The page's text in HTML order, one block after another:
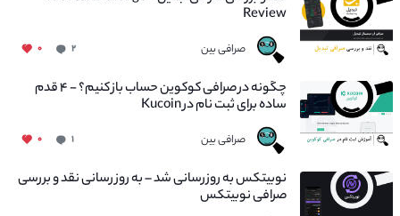
Review
صرافی بین ۲ ۰
چگونه در صرافی کوکوین حساب باز کنیم؟ - ۴ قدم
ساده برای ثبت نام در Kucoin
صرافی بین ۱ ۰
نوبیتکس به روزرسانی شد – به روز رسانی نقد و بررسی
صرافی نوبیتکس